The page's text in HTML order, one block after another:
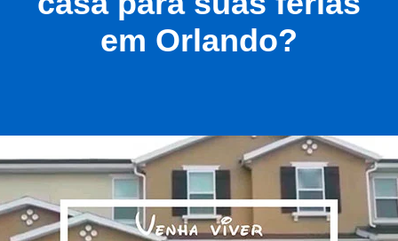
em Orlando?